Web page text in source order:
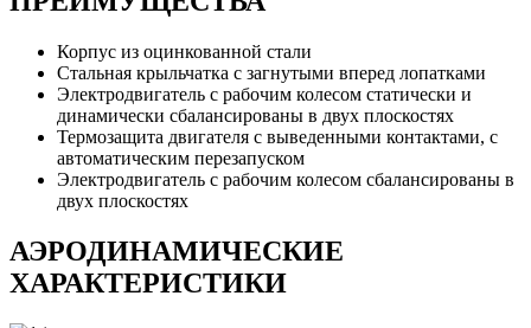
Корпус из оцинкованной стали
Стальная крыльчатка с загнутыми вперед лопатками
Электродвигатель с рабочим колесом статически и
динамически сбалансированы в двух плоскостях
Термозащита двигателя с выведенными контактами, с
автоматическим перезапуском
Электродвигатель с рабочим колесом сбалансированы в
двух плоскостях
АЭРОДИНАМИЧЕСКИЕ
ХАРАКТЕРИСТИКИ